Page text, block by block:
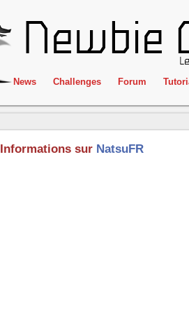
News Challenges
ClientSide
Forensics
Forum
Informations sur NatsuFR